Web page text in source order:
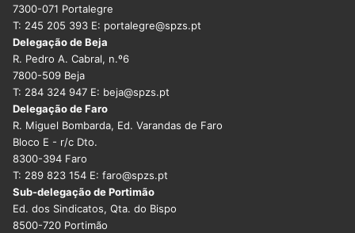
7300-071 Portalegre
T: 245 205 393 E: portalegre@spzs.pt
Delegação de Beja
R. Pedro A. Cabral, n.º6
7800-509 Beja
T: 284 324 947 E: beja@spzs.pt
Delegação de Faro
R. Miguel Bombarda, Ed. Varandas de Faro
Bloco E - r/c Dto.
8300-394 Faro
T: 289 823 154 E: faro@spzs.pt
Sub-delegação de Portimão
Ed. dos Sindicatos, Qta. do Bispo
8500-720 Portimão